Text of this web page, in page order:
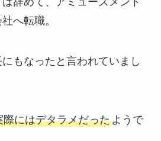
へ転職。
もなったと言われていまし
際にはデタラメだったようで